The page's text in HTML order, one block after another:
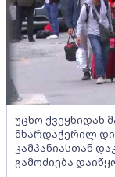
უცხო
მხარდაჭერილ
კამპანიასთან
გამოძიება